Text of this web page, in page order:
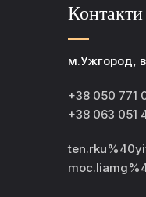
Контакти
м.Ужгород,
+38 050 771
+38 063 051